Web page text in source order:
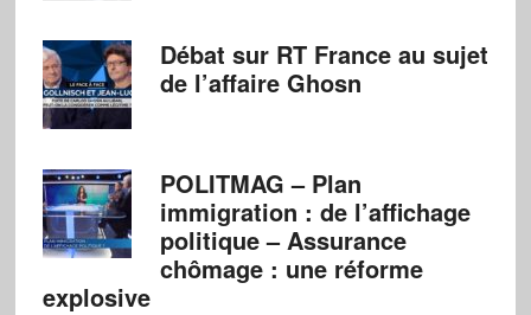
Débat sur RT France au sujet
de l’affaire Ghosn
POLITMAG – Plan
immigration : de l’affichage
politique – Assurance
chômage : une réforme
explosive